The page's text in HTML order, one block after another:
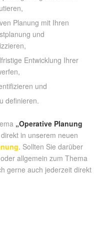
Planung mit Ihren
und
Entwicklung Ihrer
und
definieren.
„Operative Planung
in unserem neuen
. Sollten Sie darüber
allgemein zum Thema
gerne auch jederzeit direkt